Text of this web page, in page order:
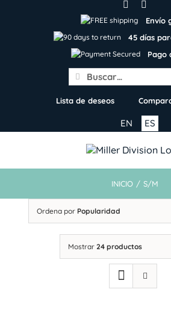
Envío
45 días
Pago
Search
for:
Lista de deseos
ES
EN
INICIO / S/M
Ordena por Popularidad
Mostrar 24 productos